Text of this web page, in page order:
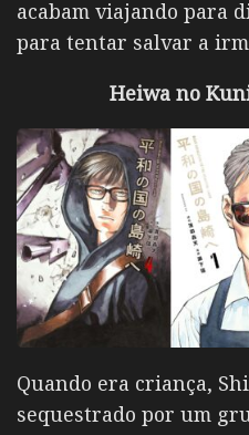
acabam viajando para
para tentar salvar a
Heiwa no
Quando era criança,
sequestrado por um